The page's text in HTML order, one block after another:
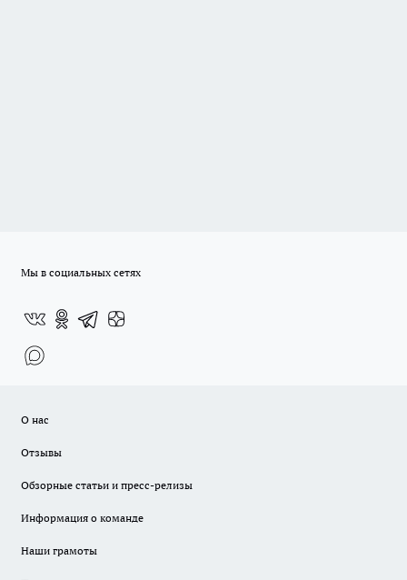
Мы в социальных сетях
О нас
Отзывы
Обзорные статьи и пресс-релизы
Информация о команде
Наши грамоты